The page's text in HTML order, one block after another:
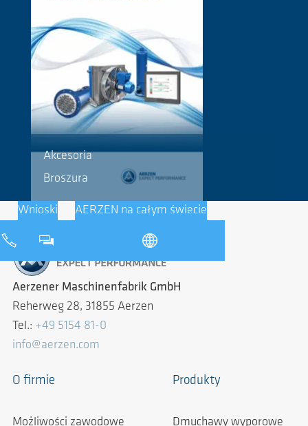
Akcesoria
Broszura
Wnioski AERZEN na całym świecie
Aerzener Maschinenfabrik GmbH
Reherweg 28, 31855 Aerzen
Tel.: +49 5154 81-0
info@aerzen.com
O firmie
Możliwości zawodowe
Produkty
Dmuchawy wyporowe